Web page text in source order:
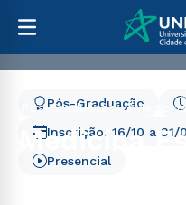
Pós-Graduação Medicina
Medicina
Pós-Graduação
Presencial
Inscrição: 16/10 a 31/